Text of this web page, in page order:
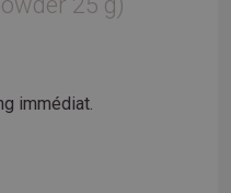
immédiat.